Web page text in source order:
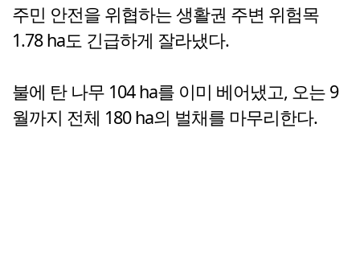
주민 안전을 위협하는 생활권 주변 위험목
1.78 ha도 긴급하게 잘라냈다.
불에 탄 나무 104 ha를 이미 베어냈고, 오는 9
월까지 전체 180 ha의 벌채를 마무리한다.